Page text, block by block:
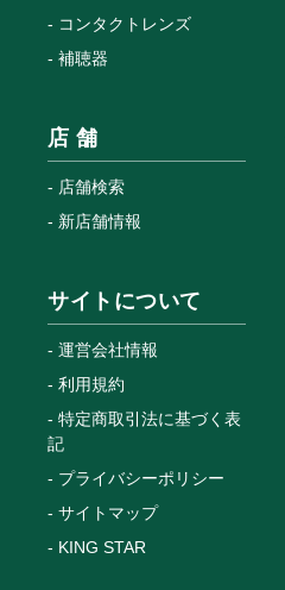
コンタクトレンズ
補聴器
店 舗
店舗検索
新店舗情報
サイトについて
運営会社情報
利用規約
特定商取引法に基づく表
記
プライバシーポリシー
サイトマップ
KING STAR